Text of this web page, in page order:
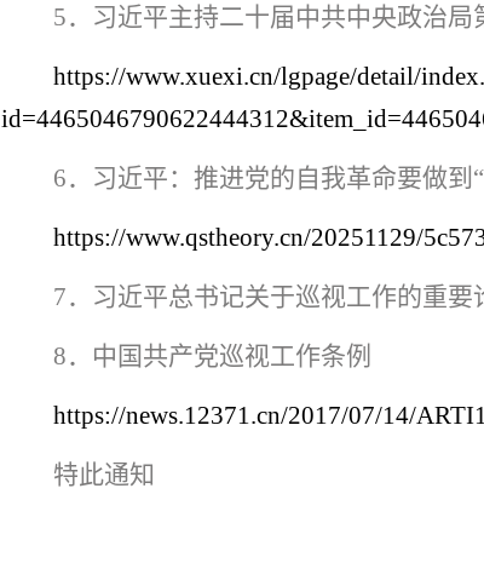
5．习近平主持二十届中共中央政治
https://www.xuexi.cn/lgpage/detail/
6．习近平：推进党的自我革命要做到
https://www.qstheory.cn/20251129/
7．习近平总书记关于巡视工作的重要
8．中国共产党巡视工作条例
https://news.12371.cn/2017/07/14/
特此通知